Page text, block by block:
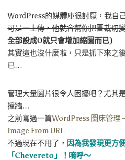
WordPress的媒體庫很討厭，我自
可是一上傳，他就會幫你把圖裁切
全部設成0就只會增加縮圖而已)
其實這也沒什麼啦，只是抓下來之
已…
管理大量圖片很令人困擾吧？尤其
撞牆…
之前寫過一篇WordPress 圖床管理
Image From URL
不過現在不用了， 因為我發現更方
「 Chevereto 」！唷呼～